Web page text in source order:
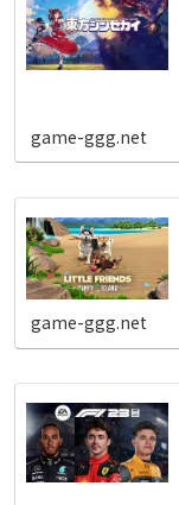
game-ggg.net
game-ggg.net